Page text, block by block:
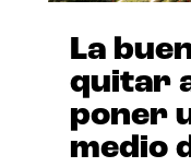
La
quitar
poner
medio